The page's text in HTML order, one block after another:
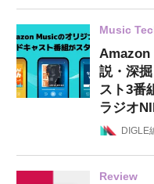
Music
Amazon
説・深
スト3番
ラジオ
DIGLE
Review